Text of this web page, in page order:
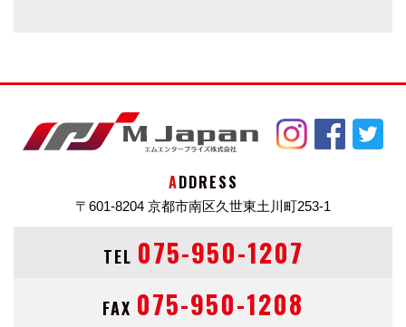
ADDRESS
〒601-8204 京都市南区久世東土川町253-1
TEL 075-950-1207
FAX 075-950-1208